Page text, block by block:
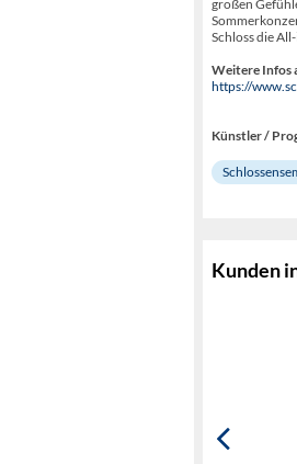
großen
Schloss die
Weitere Infos
https://
Künstler /
Kunden